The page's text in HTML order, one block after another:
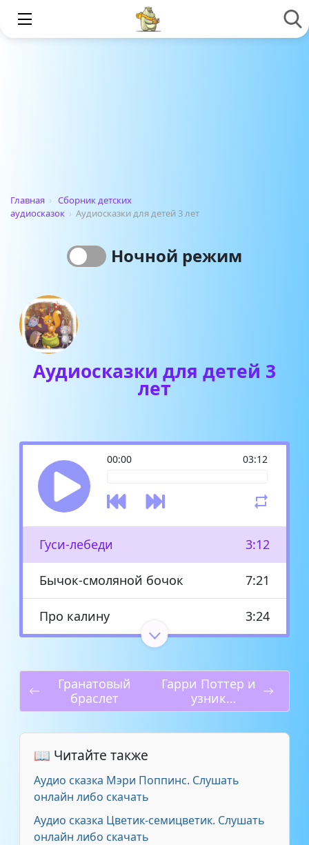
Главная › Сборник детских
аудиосказок › Аудиосказки для детей 3 лет
Ночной режим
Аудиосказки для детей 3
лет
00:00 03:12
Гуси-лебеди 3:12
Бычок-смоляной бочок 7:21
Про калину 3:24
Крошка Енот (Лилиан Мур)
Телефон (Корней Чуковский) 3:56
Колобок
Два жадных медвежонка
Курочка Ряба
Гранатовый
браслет
Гарри Поттер и
узник
Азкабана
📖 Читайте также
Аудио сказка Мэри Поппинс. Слушать
онлайн либо скачать
Аудио сказка Цветик-семицветик. Слушать
онлайн либо скачать